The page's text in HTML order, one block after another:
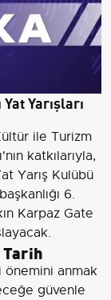
Yarışları
ile Turizm
katkılarıyla,
Yarış Kulübü
6.
Karpaz Gate
Tarih
önemini anmak
güvenle